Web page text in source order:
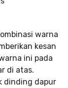
warna
kesan
ini pada
di atas.
dinding dapur